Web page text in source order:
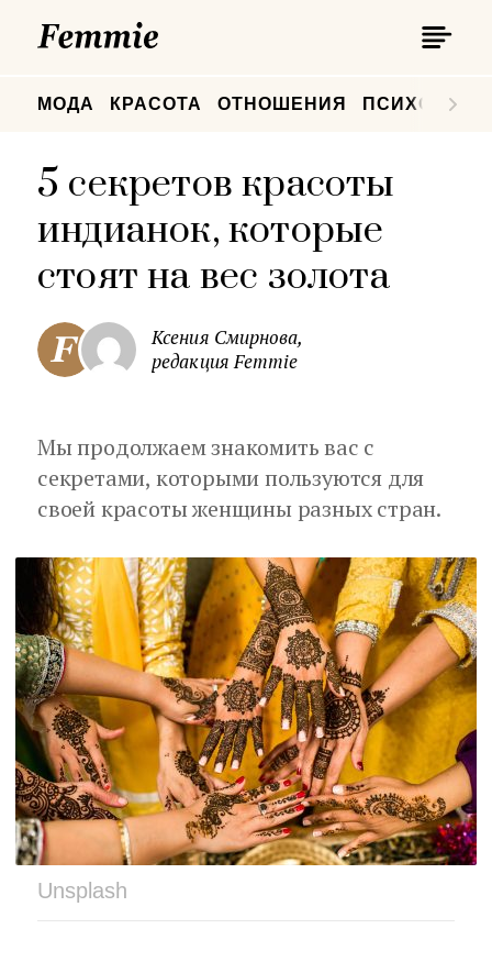
МОДА КРАСОТА ОТНОШЕНИЯ
5 секретов красоты
индианок, которые
стоят на вес золота
Ксения Смирнова,
редакция Femmie
Мы продолжаем знакомить вас с
секретами, которыми пользуются для
своей красоты женщины разных стран.
Unsplash